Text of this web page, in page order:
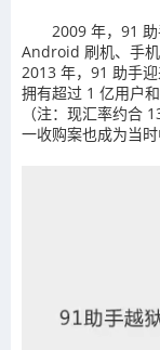
2009 年，91
Android 刷机、手机
2013 年，91 助手
拥有超过 1 亿用户
（注：现汇率约合
一收购案也成为当